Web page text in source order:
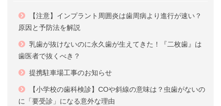
【注意】インプラント周囲炎は歯周病より進行が速い？
原因と予防法を解説
乳歯が抜けないのに永久歯が生えてきた！『二枚歯』は
歯医者で抜くべき？
提携駐車場工事のお知らせ
【小学校の歯科検診】COや斜線の意味は？虫歯がないの
に「要受診」になる意外な理由